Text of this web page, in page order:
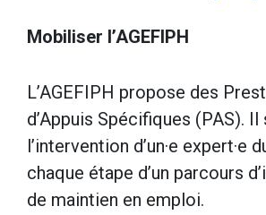
Mobiliser l’AGEFIPH
L’AGEFIPH propose des
d’Appuis Spécifiques (PAS). Il
l’intervention d’un·e expert·e
chaque étape d’un parcours
de maintien en emploi.